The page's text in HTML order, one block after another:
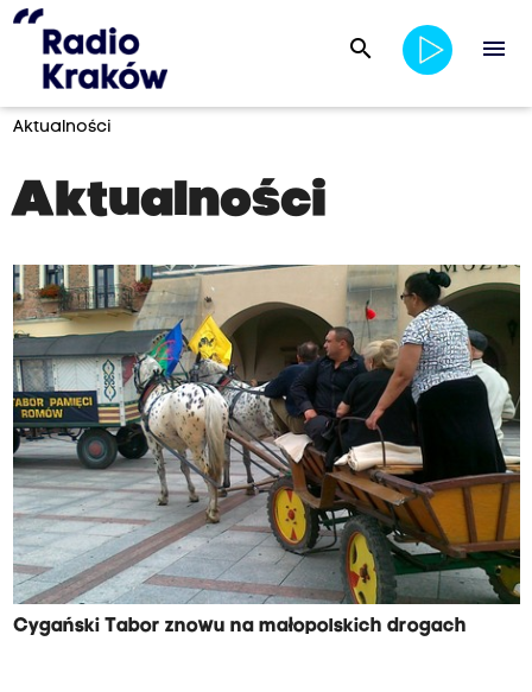
search menu
Aktualności
Aktualności
Cygański Tabor znowu na małopolskich drogach